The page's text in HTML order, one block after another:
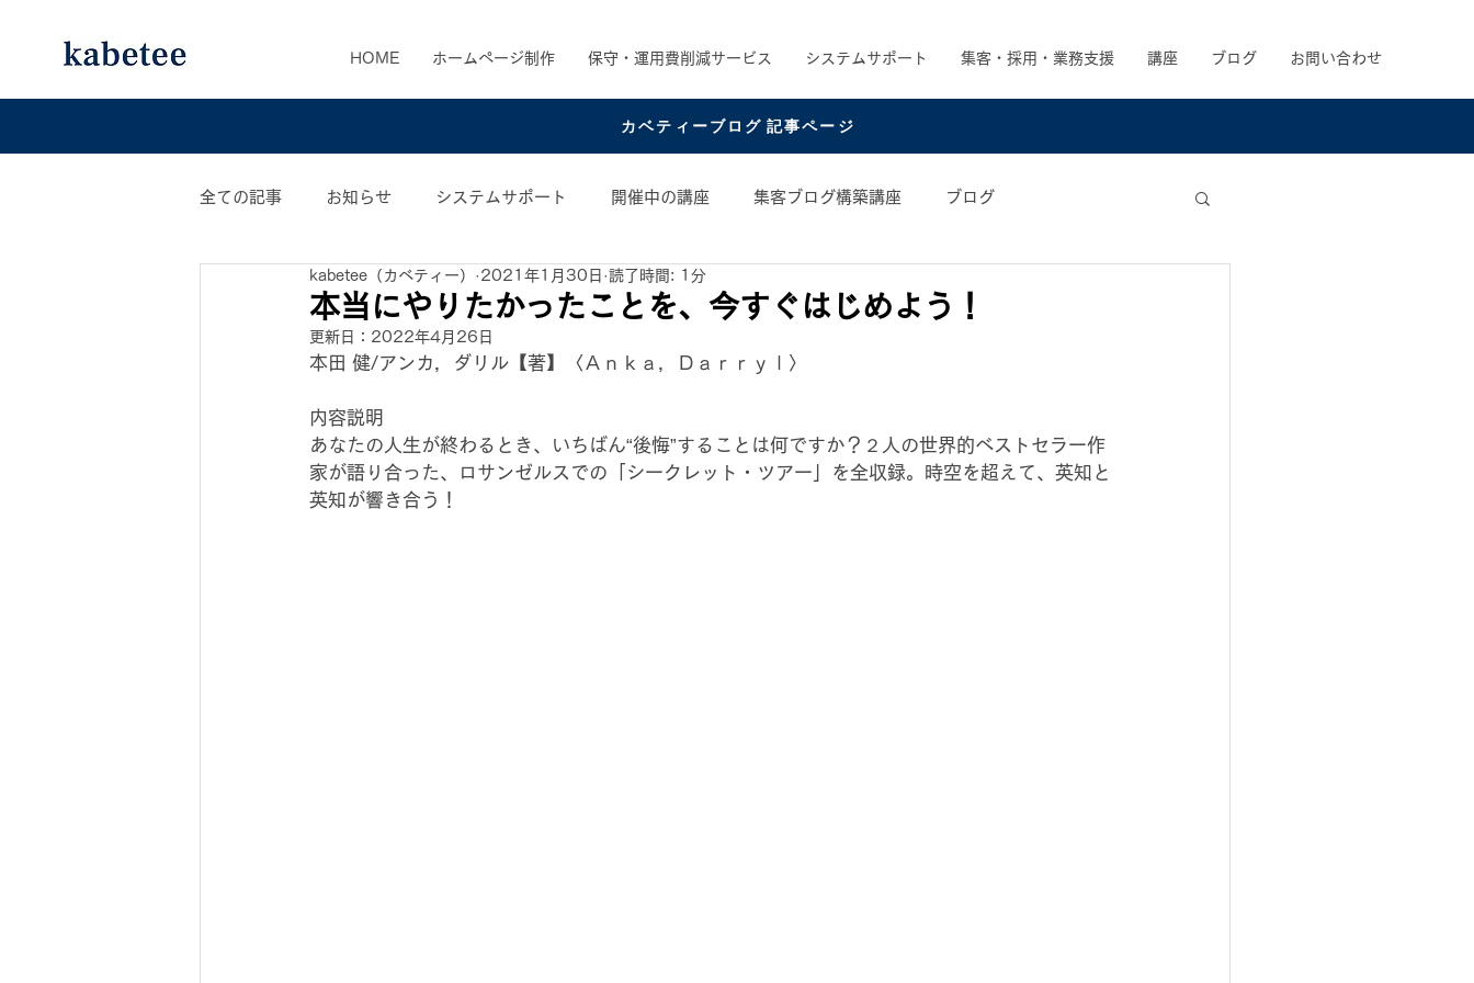
HOME ホームページ制作 保守・運用費削減サービス システムサポート 集客・採用・業務支援 講座 ブログ お問い合わせ
カベティーブログ 記事ページ
全ての記事 お知らせ システムサポート 開催中の講座 集客ブログ構築講座 ブログ
カベティー業務日誌 おすすめ書籍 お役立ちコンテンツ
本当にやりたかったことを、今すぐはじめよう！
kabetee（カベティー） 2021年1月30日 読了時間: 1分
更新日： 2022年4月26日
本田 健/アンカ，ダリル【著】〈Ａｎｋａ，Ｄａｒｒｙｌ〉
内容説明
あなたの人生が終わるとき、いちばん“後悔”することは何ですか？２人の世界的ベストセラー作
家が語り合った、ロサンゼルスでの「シークレット・ツアー」を全収録。時空を超えて、英知と
英知が響き合う！